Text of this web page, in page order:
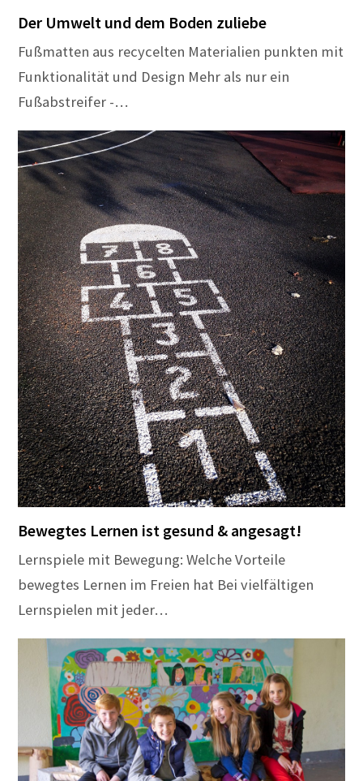
Der Umwelt und dem Boden zuliebe
Fußmatten aus recycelten Materialien punkten mit
Funktionalität und Design Mehr als nur ein
Fußabstreifer -…
Bewegtes Lernen ist gesund & angesagt!
Lernspiele mit Bewegung: Welche Vorteile
bewegtes Lernen im Freien hat Bei vielfältigen
Lernspielen mit jeder…